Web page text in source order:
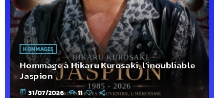
HOMMAGES
Hommage à Hikaru Kurosaki, l’inoubliable
Jaspion
today 31/07/2026 11